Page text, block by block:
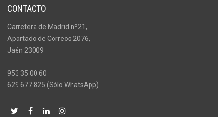
CONTACTO
Carretera de Madrid nº21,
Apartado de Correos 2076,
Jaén 23009
953 35 00 60
629 677 825 (Sólo WhatsApp)